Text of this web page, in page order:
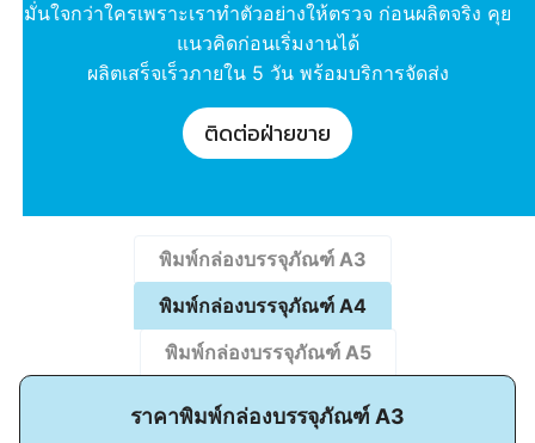
มั่นใจกว่าใครเพราะเราทำตัวอย่างให้ตรวจ ก่อนผลิตจริง คุย
แนวคิดก่อนเริ่มงานได้
ผลิตเสร็จเร็วภายใน 5 วัน พร้อมบริการจัดส่ง
ติดต่อฝ่ายขาย
พิมพ์กล่องบรรจุภัณฑ์ A3
พิมพ์กล่องบรรจุภัณฑ์ A4
พิมพ์กล่องบรรจุภัณฑ์ A5
ราคาพิมพ์กล่องบรรจุภัณฑ์ A3